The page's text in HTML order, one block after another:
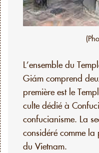
L’ensemble du
Giám comprend
première est le
culte dédié à
confucianisme. La
considéré comme la
du Vietnam.